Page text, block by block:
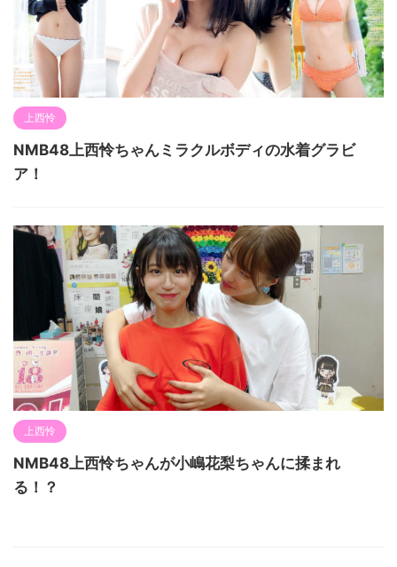
上西怜
NMB48上西怜ちゃんミラクルボディの水着グラビ
ア！
上西怜
NMB48上西怜ちゃんが小嶋花梨ちゃんに揉まれ
る！？